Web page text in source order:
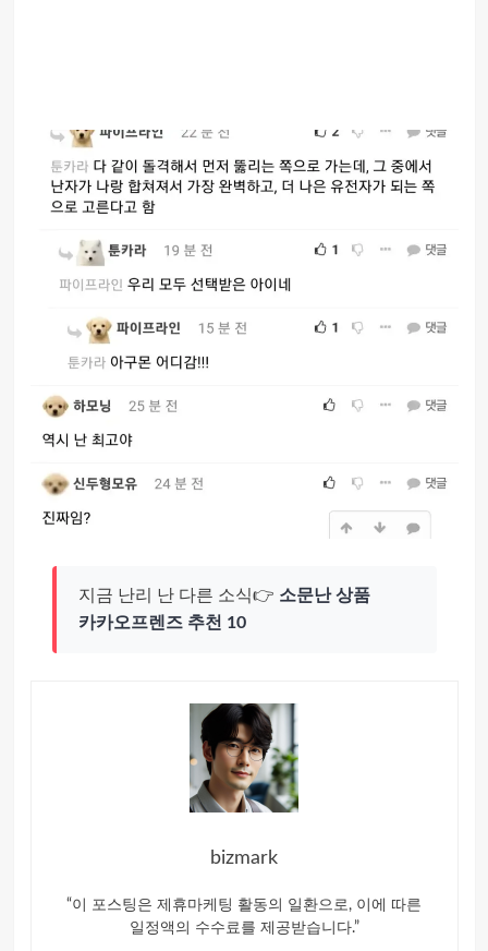
지금 난리 난 다른 소식👉 소문난 상품
카카오프렌즈 추천 10
bizmark
“이 포스팅은 제휴마케팅 활동의 일환으로, 이에 따른
일정액의 수수료를 제공받습니다.”